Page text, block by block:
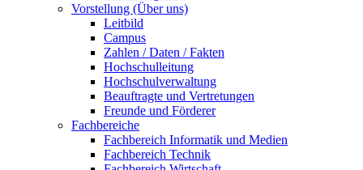
Vorstellung (Über uns)
Leitbild
Campus
Zahlen / Daten / Fakten
Hochschulleitung
Hochschulverwaltung
Beauftragte und Vertretungen
Freunde und Förderer
Fachbereiche
Fachbereich Informatik und Medien
Fachbereich Technik